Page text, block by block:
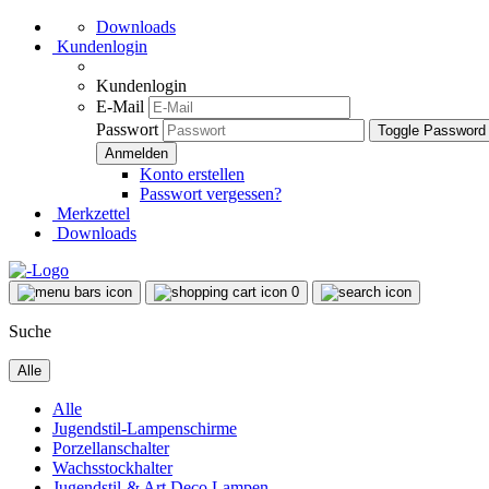
Downloads
Kundenlogin
Kundenlogin
E-Mail
Passwort
Toggle
Konto erstellen
Passwort vergessen?
Merkzettel
Downloads
0
Suche
Alle
Alle
Jugendstil-Lampenschirme
Porzellanschalter
Wachsstockhalter